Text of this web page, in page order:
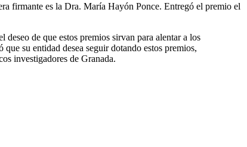
firmante es la Dra. María Hayón Ponce. Entregó el premio el
de que estos premios sirvan para alentar a los
su entidad desea seguir dotando estos premios,
investigadores de Granada.